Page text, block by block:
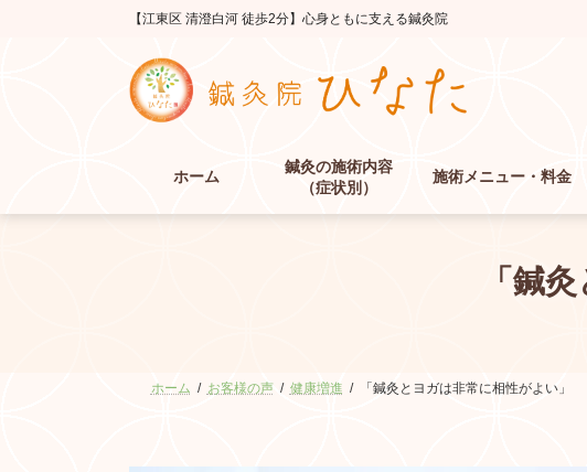
プ
動
【江東区 清澄白河 徒歩2分】心身ともに支える鍼灸院
ホーム
鍼灸の施術内容
（症状別）
施術メニュー・料金
「鍼
ホーム お客様の声 健康増進 「鍼灸とヨガは非常に相性がよい」